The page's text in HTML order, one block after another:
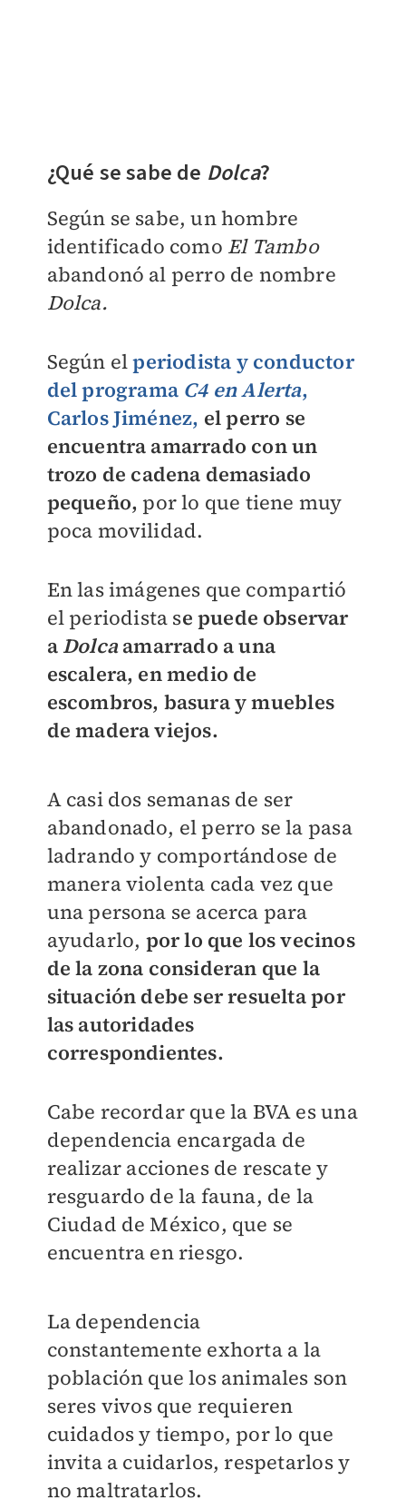
¿Qué se sabe de Dolca?
Según se sabe, un hombre
identificado como El Tambo
abandonó al perro de nombre
Dolca.
Según elperiodista y conductor
del programa C4 en Alerta,
Carlos Jiménez, el perro se
encuentra amarrado con un
trozo de cadena demasiado
pequeño, por lo que tiene muy
poca movilidad.
En las imágenes que compartió
el periodista se puede observar
a Dolcaamarrado a una
escalera, en medio de
escombros, basura y muebles
de madera viejos.
A casi dos semanas de ser
abandonado, el perro se la pasa
ladrando y comportándose de
manera violenta cada vez que
una persona se acerca para
ayudarlo, por lo que los vecinos
de la zona consideran que la
situación debe ser resuelta por
las autoridades
correspondientes.
Cabe recordar que la BVA es una
dependencia encargada de
realizar acciones de rescate y
resguardo de la fauna, de la
Ciudad de México, que se
encuentra en riesgo.
La dependencia
constantemente exhorta a la
población que los animales son
seres vivos que requieren
cuidados y tiempo, por lo que
invita a cuidarlos, respetarlos y
no maltratarlos.